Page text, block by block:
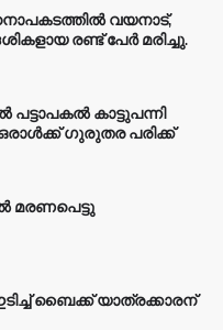
വയനാട്,
രണ്ട് പേർ മരിച്ചു.
കാട്ടുപന്നി
ഗുരുതര പരിക്ക്
മരണപെട്ടു
ബൈക്ക് യാത്രക്കാരന്